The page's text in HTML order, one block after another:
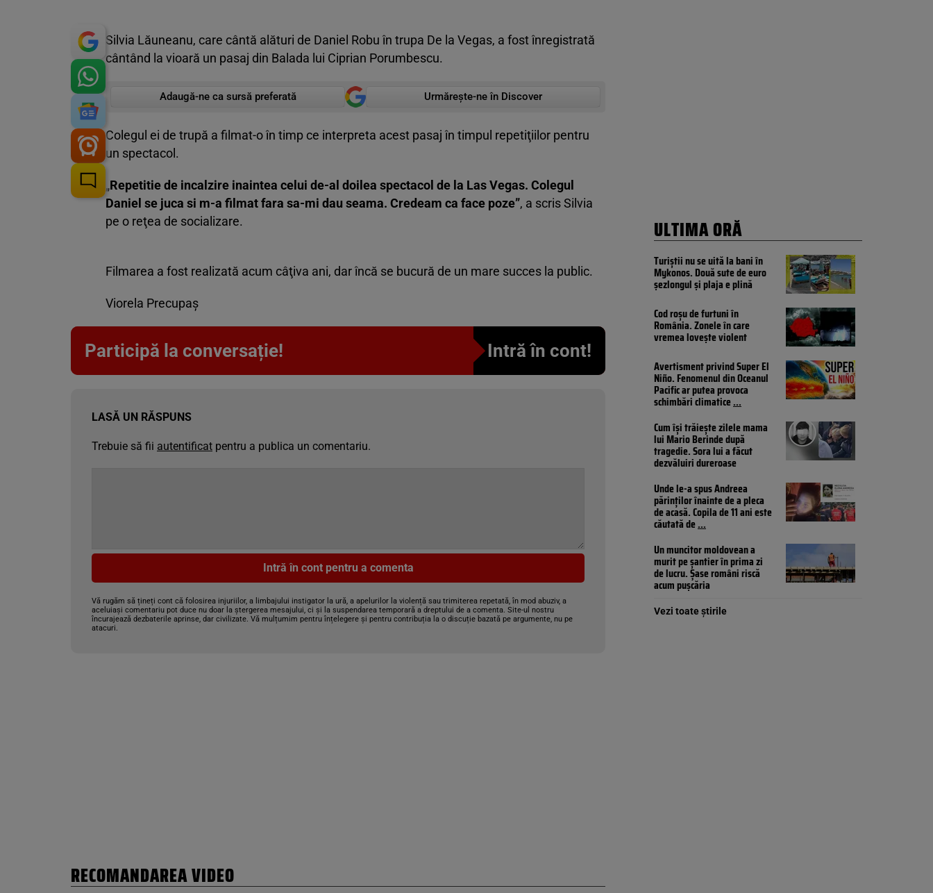
Silvia Lăuneanu, care cântă alături de Daniel Robu în trupa De la Vegas, a fost înregistrată
cântând la vioară un pasaj din Balada lui Ciprian Porumbescu.
Adaugă-ne ca sursă preferată Urmărește-ne în Discover
Colegul ei de trupă a filmat-o în timp ce interpreta acest pasaj în timpul repetiţiilor pentru
un spectacol.
„Repetitie de incalzire inaintea celui de-al doilea spectacol de la Las Vegas. Colegul
Daniel se juca si m-a filmat fara sa-mi dau seama. Credeam ca face poze”, a scris Silvia
pe o reţea de socializare.
Filmarea a fost realizată acum câţiva ani, dar încă se bucură de un mare succes la public.
Viorela Precupaş
Participă la conversație! Intră în cont!
LASĂ UN RĂSPUNS
Trebuie să fii autentificat pentru a publica un comentariu.
Intră în cont pentru a comenta
Vă rugăm să țineți cont că folosirea injuriilor, a limbajului instigator la ură, a apelurilor la violență sau trimiterea repetată, în mod abuziv, a
aceluiași comentariu pot duce nu doar la ștergerea mesajului, ci și la suspendarea temporară a dreptului de a comenta. Site-ul nostru
încurajează dezbaterile aprinse, dar civilizate. Vă mulțumim pentru înțelegere și pentru contribuția la o discuție bazată pe argumente, nu pe
atacuri.
RECOMANDAREA VIDEO
ULTIMA ORĂ
Turiștii nu se uită la bani în
Mykonos. Două sute de euro
șezlongul și plaja e plină
Cod roșu de furtuni în
România. Zonele în care
vremea lovește violent
Avertisment privind Super El
Niño. Fenomenul din Oceanul
Pacific ar putea provoca
schimbări climatice...
Cum își trăiește zilele mama
lui Mario Berinde după
tragedie. Sora lui a făcut
dezvăluiri dureroase
Unde le-a spus Andreea
părinților înainte de a pleca
de acasă. Copila de 11 ani este
căutată de...
Un muncitor moldovean a
murit pe șantier în prima zi
de lucru. Șase români riscă
acum pușcăria
Vezi toate știrile